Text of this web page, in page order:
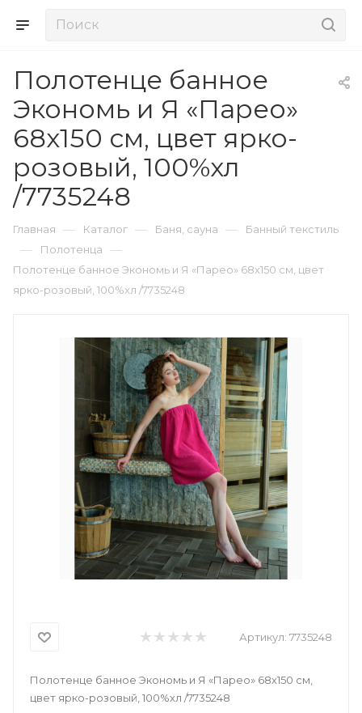
Полотенце банное
Экономь и Я «Парео»
68х150 см, цвет ярко-
розовый, 100%хл
/7735248
Главная — Каталог — Баня, сауна — Банный текстиль
— Полотенца —
Полотенце банное Экономь и Я «Парео» 68х150 см, цвет
ярко-розовый, 100%хл /7735248
Артикул: 7735248
Полотенце банное Экономь и Я «Парео» 68х150 см,
цвет ярко-розовый, 100%хл /7735248